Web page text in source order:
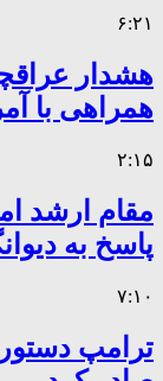
۶:۲۱
هشدار
همراهی با
۲:۱۵
مقام ارشد
پاسخ به
۷:۱۰
ترامپ دستور